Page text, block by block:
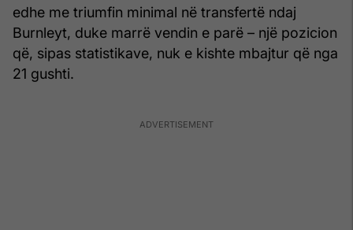
edhe me triumfin minimal në transfertë ndaj
Burnleyt, duke marrë vendin e parë – një pozicion
që, sipas statistikave, nuk e kishte mbajtur që nga
21 gushti.